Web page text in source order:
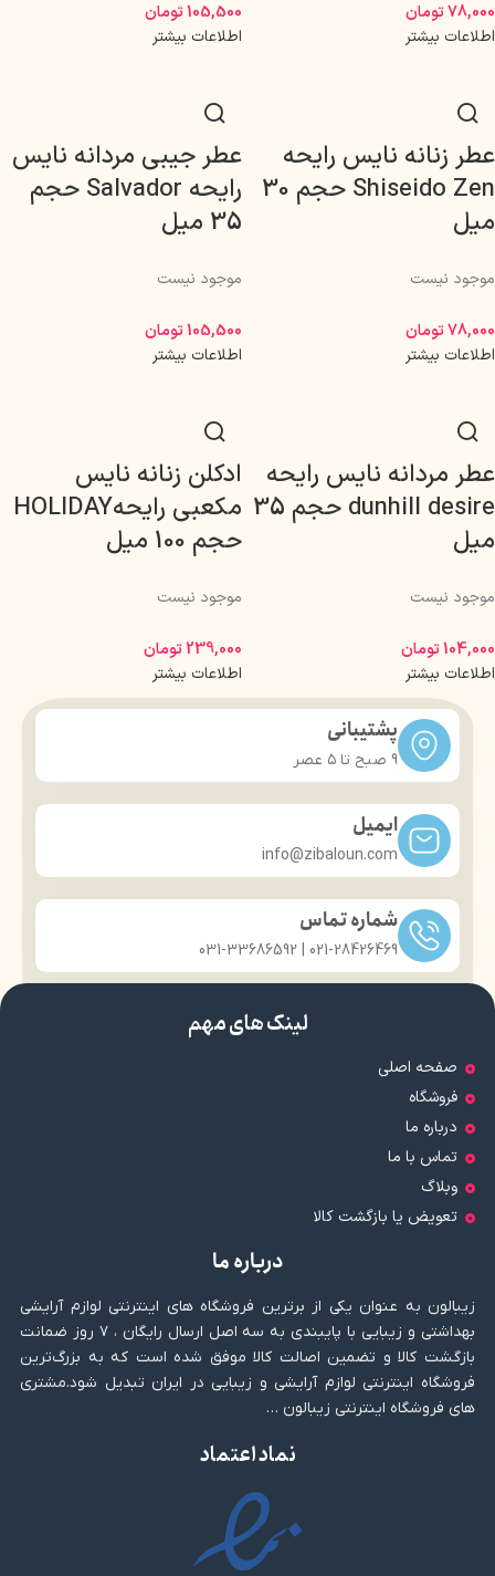
78,000تومان
اطلاعات بیشتر
105,500تومان
اطلاعات بیشتر
عطر زنانه نایس رایحه
Shiseido Zen حجم 30
میل
موجود نیست
78,000تومان
اطلاعات بیشتر
عطر جیبی مردانه نایس
رایحه Salvador حجم
35 میل
موجود نیست
105,500تومان
اطلاعات بیشتر
عطر مردانه نایس رایحه
dunhill desire حجم 35
میل
موجود نیست
104,000تومان
اطلاعات بیشتر
ادکلن زنانه نایس
مکعبی رایحهHOLIDAY
حجم 100 میل
موجود نیست
239,000تومان
اطلاعات بیشتر
پشتیبانی
9 صبح تا ۵ عصر
ایمیل
info@zibaloun.com
شماره تماس
021-28426469 | 031-33686592
لینک های مهم
صفحه اصلی
فروشگاه
درباره ما
تماس با ما
وبلاگ
تعویض یا بازگشت کالا
درباره ما
زیبالون به عنوان یکی از برترین فروشگاه های اینترنتی لوازم آرایشی
بهداشتی و زیبایی با پایبندی به سه اصل ارسال رایگان ، ۷ روز ضمانت
بازگشت کالا و تضمین اصالت کالا موفق شده است که به بزرگ‌ترین
فروشگاه اینترنتی لوازم آرایشی و زیبایی در ایران تبدیل شود.مشتری
های فروشگاه اینترنتی زیبالون …
نماد اعتماد